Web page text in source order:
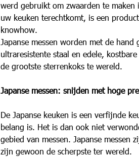
werd gebruikt om zwaarden te
uw keuken terechtkomt, is een
knowhow.
Japanse messen worden met de
ultraresistente staal en edele,
de grootste sterrenkoks te wereld.
Japanse messen: snijden met hoge
De Japanse keuken is een verfijnde
belang is. Het is dan ook niet
gebied van messen. Japanse messen
zijn gewoon de scherpste ter wereld.